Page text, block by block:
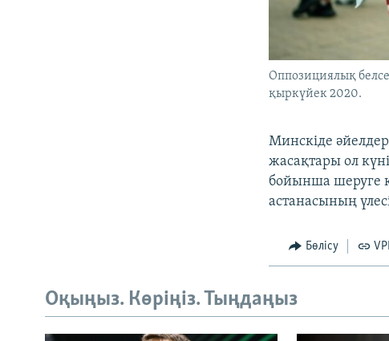
Оппозициялық
қыркүйек 2020.
Минскіде
жасақтары ол
бойынша шеруге
астанасының
Бөлісу
Оқыңыз. Көріңіз. Тыңдаңыз